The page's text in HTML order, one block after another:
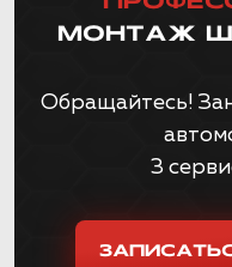
МОНТАЖ
Обращайтесь!
3